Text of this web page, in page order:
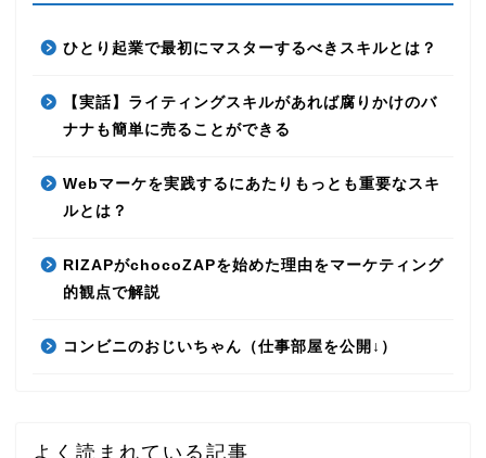
ひとり起業で最初にマスターするべきスキルとは？
【実話】ライティングスキルがあれば腐りかけのバ
ナナも簡単に売ることができる
Webマーケを実践するにあたりもっとも重要なスキ
ルとは？
RIZAPがchocoZAPを始めた理由をマーケティング
的観点で解説
コンビニのおじいちゃん（仕事部屋を公開↓）
よく読まれている記事